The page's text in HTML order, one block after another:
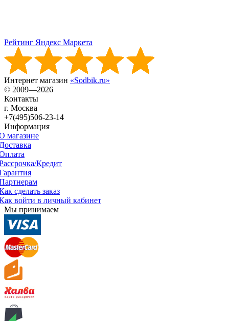
Рейтинг Яндекс Маркета
Интернет магазин «Sodbik.ru»
© 2009—2026
Контакты
г. Москва
+7(495)506-23-14
Информация
магазине
Кредит
сделать заказ
войти в личный кабинет
Мы принимаем